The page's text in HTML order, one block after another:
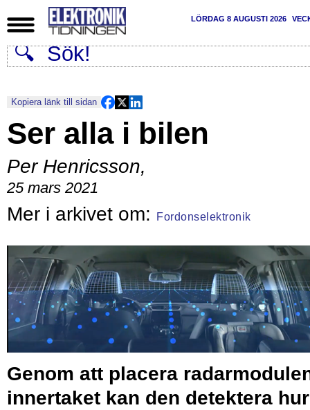
LÖRDAG 8 AUGUSTI 2026
Kopiera länk till sidan
Ser alla i bilen
Per Henricsson,
25 mars 2021
Fordonselektronik
Genom att placera
innertaket kan den detektera hur